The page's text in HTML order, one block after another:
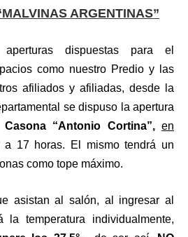
ARGENTINAS”
dispuestas para el
como nuestro Predio y las
afiliados y afiliadas, desde la
se dispuso la apertura
Casona “Antonio Cortina”,en
17 horas. El mismo tendrá un
como tope máximo.
asistan al salón, al ingresar al
la temperatura individualmente,